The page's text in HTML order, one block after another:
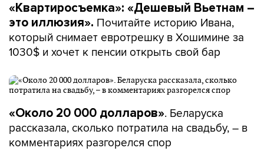
«Квартиросъемка»: «Дешевый Вьетнам –
это иллюзия». Почитайте историю Ивана,
который снимает евротрешку в Хошимине за
1030$ и хочет к пенсии открыть свой бар
«Около 20 000 долларов». Беларуска
рассказала, сколько потратила на свадьбу, – в
комментариях разгорелся спор